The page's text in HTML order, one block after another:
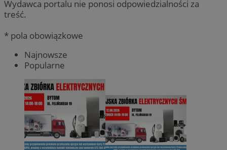
Wydawca portalu nie ponosi odpowiedzialności za
treść.
* pola obowiązkowe
Najnowsze
Popularne